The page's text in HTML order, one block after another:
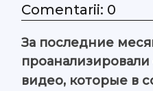
Comentarii: 0
За последние
видео, которые в